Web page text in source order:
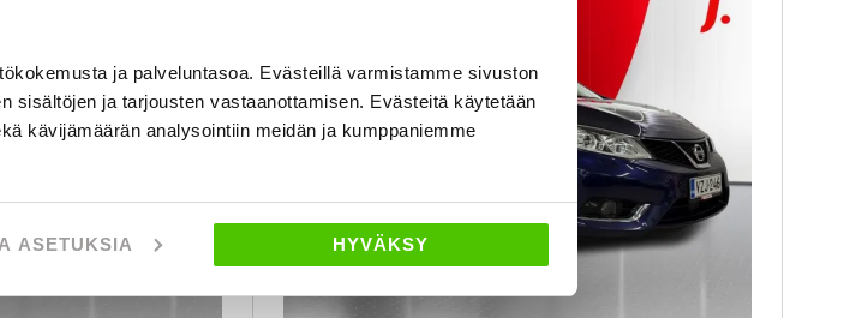
ja palveluntasoa. Evästeillä varmistamme sivuston
sisältöjen ja tarjousten vastaanottamisen. Evästeitä käytetään
kävijämäärän analysointiin meidän ja kumppaniemme
ASETUKSIA HYVÄKSY